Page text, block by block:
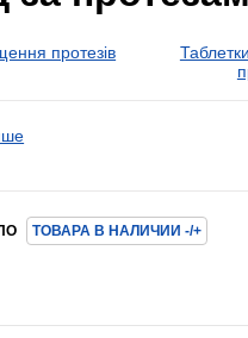
протезів
ТОВАРА В НАЛИЧИИ -/+